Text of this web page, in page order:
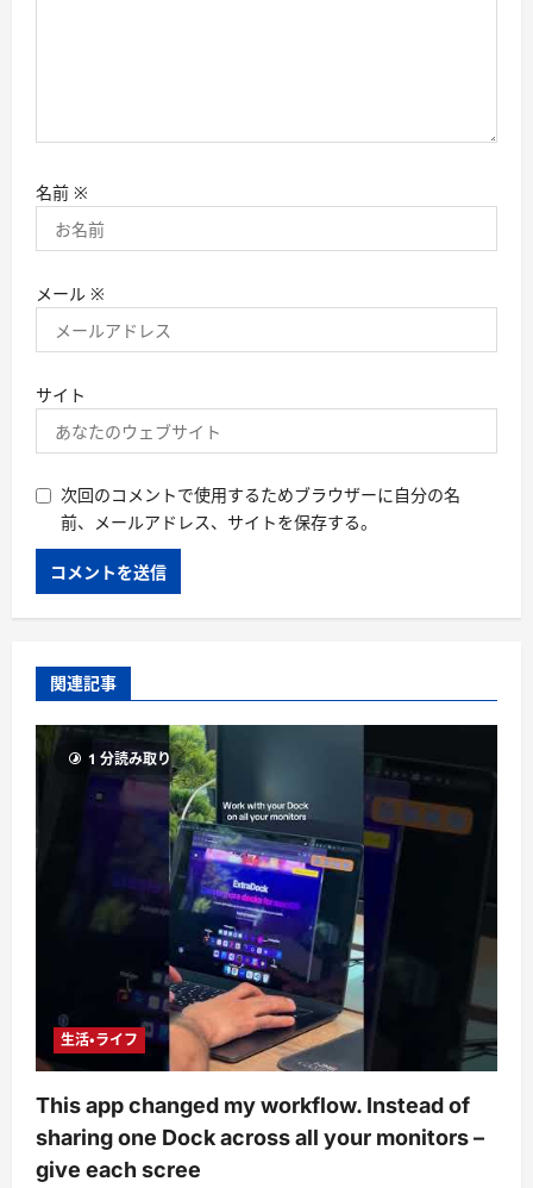
名前 ※
メール ※
サイト
次回のコメントで使用するためブラウザーに自分の名
前、メールアドレス、サイトを保存する。
関連記事
1 分読み取り
生活・ライフ
This app changed my workflow. Instead of
sharing one Dock across all your monitors –
give each scree